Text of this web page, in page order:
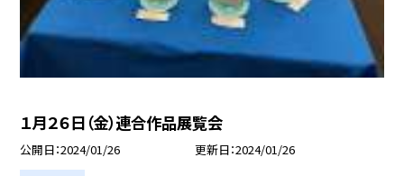
１月２６日（金）連合作品展覧会
公開日 2024/01/26 更新日 2024/01/26